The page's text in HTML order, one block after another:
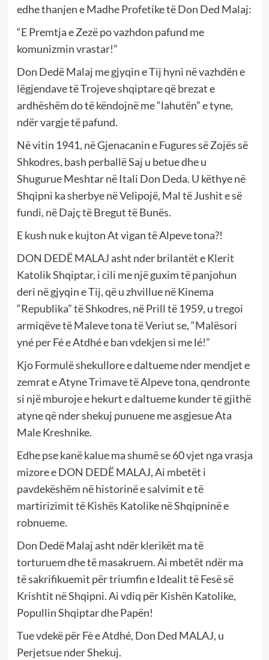
edhe thanjen e Madhe Profetike të Don Ded Malaj:
“E Premtja e Zezë po vazhdon pafund me
komunizmin vrastar!”
Don Dedë Malaj me gjyqin e Tij hyni në vazhdën e
lëgjendave të Trojeve shqiptare që brezat e
ardhëshëm do të këndojnë me “lahutën” e tyne,
ndër vargje të pafund.
Në vitin 1941, në Gjenacanin e Fugures së Zojës së
Shkodres, bash perballë Saj u betue dhe u
Shugurue Meshtar në Itali Don Deda. U këthye në
Shqipni ka sherbye në Velipojë, Mal të Jushit e së
fundi, në Dajç të Bregut të Bunës.
E kush nuk e kujton At vigan të Alpeve tona?!
DON DEDË MALAJ asht nder brilantët e Klerit
Katolik Shqiptar, i cili me një guxim të panjohun
deri në gjyqin e Tij, që u zhvillue në Kinema
“Republika” të Shkodres, në Prill të 1959, u tregoi
armiqëve të Maleve tona të Veriut se, “Malësori
yné per Fé e Atdhé e ban vdekjen si me lé!”
Kjo Formulë shekullore e daltueme nder mendjet e
zemrat e Atyne Trimave të Alpeve tona, qendronte
si një mburoje e hekurt e daltueme kunder të gjithë
atyne që nder shekuj punuene me asgjesue Ata
Male Kreshnike.
Edhe pse kanë kalue ma shumë se 60 vjet nga vrasja
mizore e DON DEDË MALAJ, Ai mbetët i
pavdekëshëm në historinë e salvimit e të
martirizimit të Kishës Katolike në Shqipninë e
robnueme.
Don Dedë Malaj asht ndër klerikët ma të
torturuem dhe të masakruem. Ai mbetët ndër ma
të sakrifikuemit për triumfin e Idealit të Fesë së
Krishtit në Shqipni. Ai vdiq për Kishën Katolike,
Popullin Shqiptar dhe Papën!
Tue vdekë për Fè e Atdhé, Don Ded MALAJ, u
Perjetsue nder Shekuj.